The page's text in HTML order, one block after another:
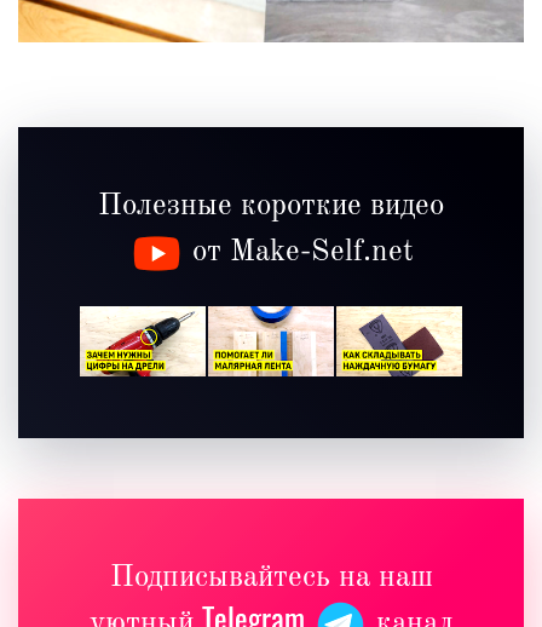
Полезные короткие видео
от Make-Self.net
Подписывайтесь на наш